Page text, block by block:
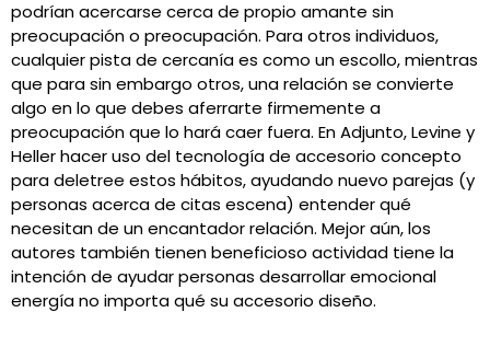
podrían acercarse cerca de propio amante sin
preocupación o preocupación. Para otros individuos,
cualquier pista de cercanía es como un escollo, mientras
que para sin embargo otros, una relación se convierte
algo en lo que debes aferrarte firmemente a
preocupación que lo hará caer fuera. En Adjunto, Levine y
Heller hacer uso del tecnología de accesorio concepto
para deletree estos hábitos, ayudando nuevo parejas (y
personas acerca de citas escena) entender qué
necesitan de un encantador relación. Mejor aún, los
autores también tienen beneficioso actividad tiene la
intención de ayudar personas desarrollar emocional
energía no importa qué su accesorio diseño.